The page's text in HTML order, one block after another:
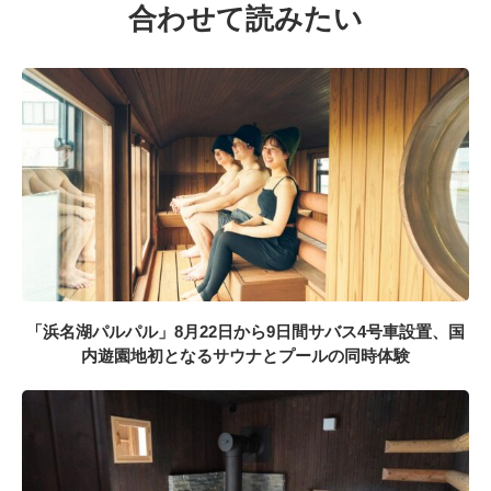
合わせて読みたい
「浜名湖パルパル」8月22日から9日間サバス4号車設置、国
内遊園地初となるサウナとプールの同時体験